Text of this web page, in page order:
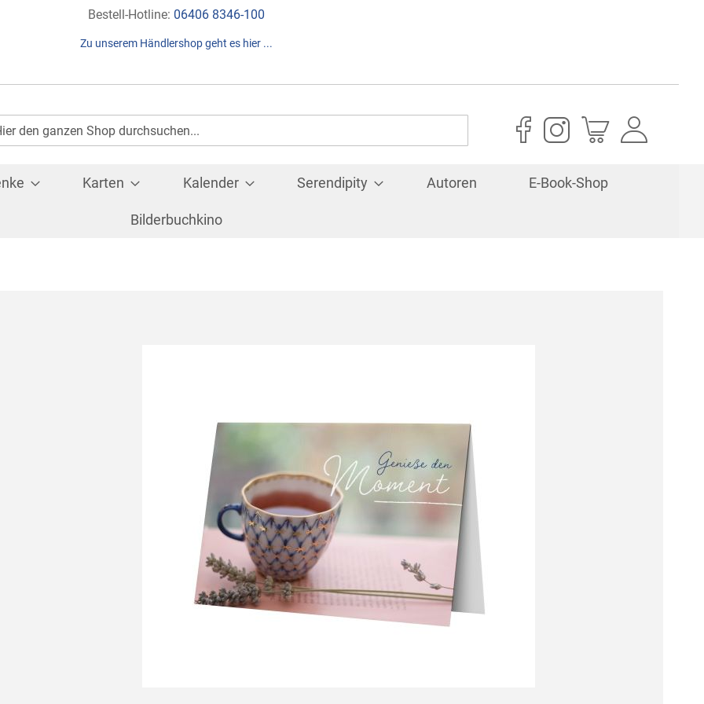
Direkt
Inhalt
Bestell-Hotline: 06406 8346-100
Zu unserem Händlershop geht es hier ...
Suche
Mein Warenkorb
Karten Kalender Serendipity Autoren E-Book-Shop
Bilderbuchkino